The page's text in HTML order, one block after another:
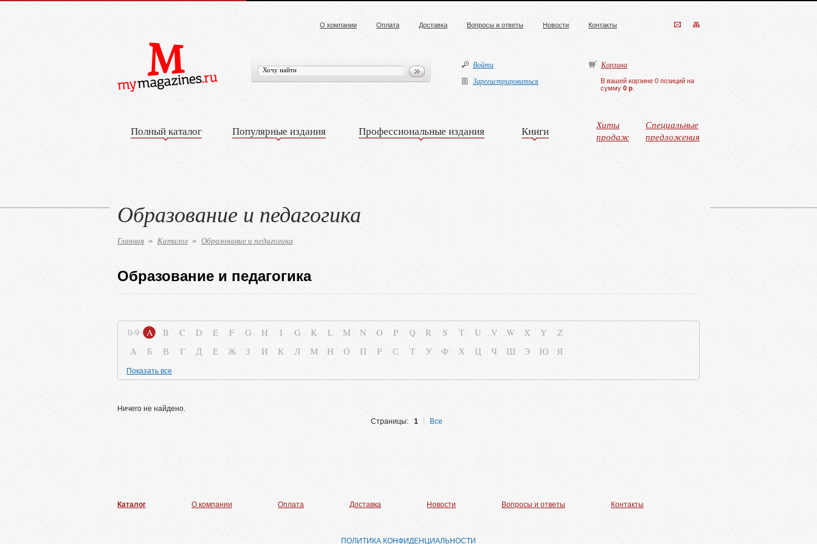
О компании Оплата Доставка Вопросы и ответы Новости Контакты
Войти
Зарегистрироваться
Корзина
В вашей корзине 0 позиций на
сумму 0 р
Полный каталог Популярные издания Профессиональные издания Книги
Хиты
продаж
Специальные
предложения
Образование и педагогика
Главная » Каталог » Образование и педагогика
Образование и педагогика
0-9 A B C D E F G H I G K L M N O P Q R S T U V W X Y
Z
А
Б В Г Д Е Ж З И К Л М Н О П Р С Т У Ф Х Ц Ч Ш Э Ю Я
Показать все
Ничего не найдено.
Страницы:
1 Все
Каталог О компании Оплата Доставка Новости Вопросы и ответы Контакты
ПОЛИТИКА КОНФИДЕНЦИАЛЬНОСТИ